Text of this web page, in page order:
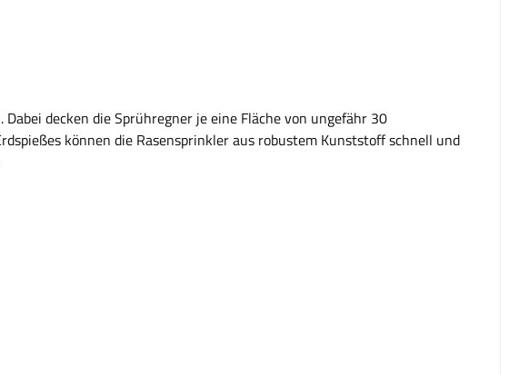
decken die Sprühregner je eine Fläche von ungefähr 30
können die Rasensprinkler aus robustem Kunststoff schnell und